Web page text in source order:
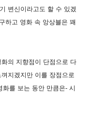
변신이라고도 할 수 있겠
하고 영화 속 앙상블은 꽤
의 지향점이 단점으로 다
지겠지만 이를 장점으로
를 보는 동안 만큼은- 시